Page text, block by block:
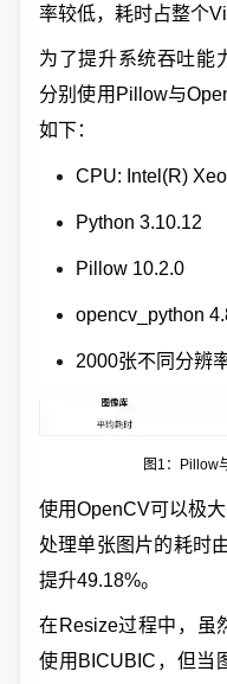
率较低，耗时占整个
为了提升系统吞吐能
分别使用Pillow与
如下：
CPU: Intel(R)
Python 3.10.12
Pillow 10.2.0
opencv_python
2000张不同分辨
图1：Pillow
使用OpenCV可以极
处理单张图片的耗时
提升49.18%。
在Resize过程中，虽
使用BICUBIC，但当